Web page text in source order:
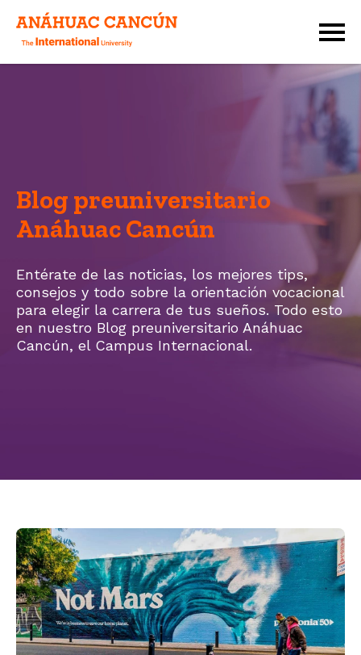
Blog preuniversitario
Anáhuac Cancún
Entérate de las noticias, los mejores tips,
consejos y todo sobre la orientación vocacional
para elegir la carrera de tus sueños. Todo esto
en nuestro Blog preuniversitario Anáhuac
Cancún, el Campus Internacional.